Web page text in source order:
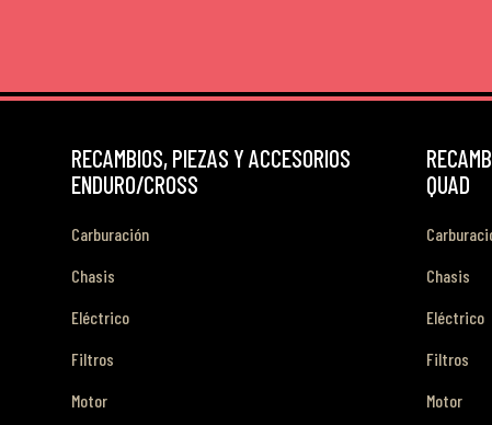
RECAMBIOS, PIEZAS Y ACCESORIOS
ENDURO/CROSS
Carburación
Chasis
Eléctrico
Filtros
Motor
QUAD
Chasis
Eléctrico
Filtros
Motor